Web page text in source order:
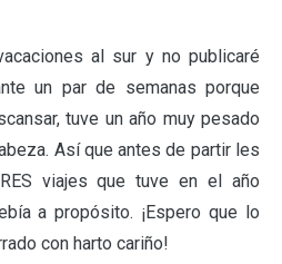
al sur y no publicaré
un par de semanas porque
tuve un año muy pesado
Así que antes de partir les
viajes que tuve en el año
a propósito. ¡Espero que lo
con harto cariño!